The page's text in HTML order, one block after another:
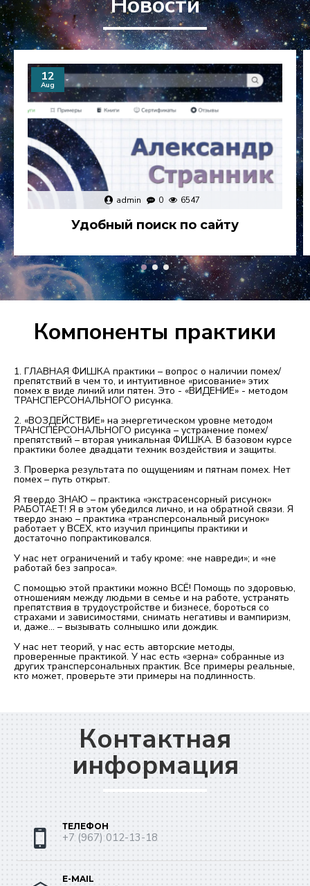
12
Aug
admin 0 6547
Удобный поиск по сайту
Компоненты практики
1. ГЛАВНАЯ ФИШКА практики – вопрос о наличии помех/
препятствий в чем то, и интуитивное «рисование» этих
помех в виде линий или пятен. Это - «ВИДЕНИЕ» - методом
ТРАНСПЕРСОНАЛЬНОГО рисунка.
2. «ВОЗДЕЙСТВИЕ» на энергетическом уровне методом
ТРАНСПЕРСОНАЛЬНОГО рисунка – устранение помех/
препятствий – вторая уникальная ФИШКА. В базовом курсе
практики более двадцати техник воздействия и защиты.
3. Проверка результата по ощущениям и пятнам помех. Нет
помех – путь открыт.
Я твердо ЗНАЮ – практика «экстрасенсорный рисунок»
РАБОТАЕТ! Я в этом убедился лично, и на обратной связи. Я
твердо знаю – практика «трансперсональный рисунок»
работает у ВСЕХ, кто изучил принципы практики и
достаточно попрактиковался.
У нас нет ограничений и табу кроме: «не навреди»; и «не
работай без запроса».
С помощью этой практики можно ВСЁ! Помощь по здоровью,
отношениям между людьми в семье и на работе, устранять
препятствия в трудоустройстве и бизнесе, бороться со
страхами и зависимостями, снимать негативы и вампиризм,
и, даже... – вызывать солнышко или дождик.
У нас нет теорий, у нас есть авторские методы,
проверенные практикой. У нас есть «зерна» собранные из
других трансперсональных практик. Все примеры реальные,
кто может, проверьте эти примеры на подлинность.
Контактная
информация
ТЕЛЕФОН
+7 (967) 012-13-18
E-MAIL